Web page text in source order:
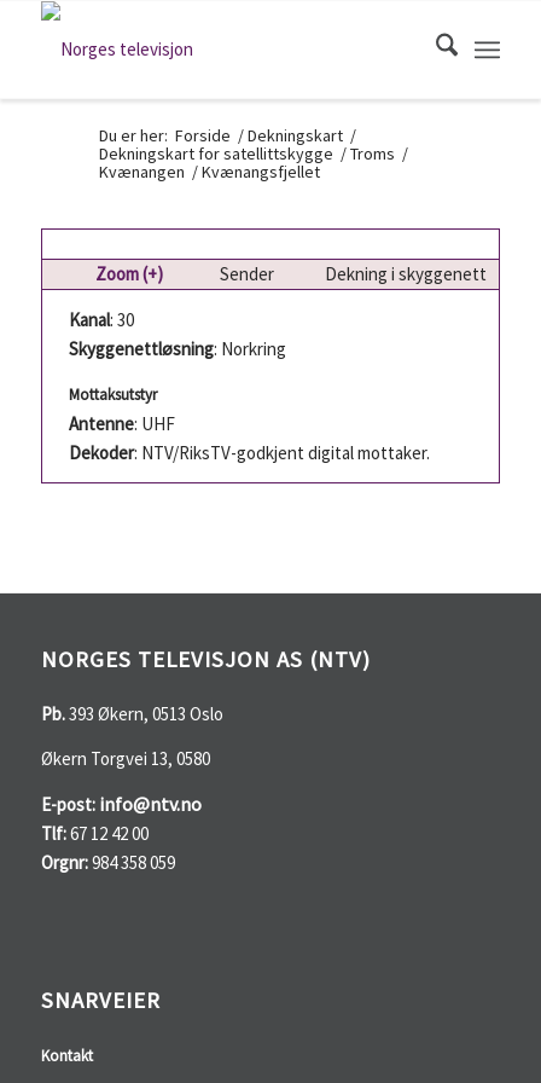
Du er her: Forside /Dekningskart /
Dekningskart for satellittskygge /Troms /
Kvænangen /Kvænangsfjellet
Zoom (+) Sender
Dekning i skyggenett
Kanal: 30
Skyggenettløsning: Norkring
Mottaksutstyr
Antenne: UHF
Dekoder: NTV/RiksTV-godkjent digital mottaker.
NORGES TELEVISJON AS (NTV)
Pb.393 Økern, 0513 Oslo
Økern Torgvei 13, 0580
E-post: info@ntv.no
Tlf:67 12 42 00
Orgnr:984 358 059
SNARVEIER
Kontakt